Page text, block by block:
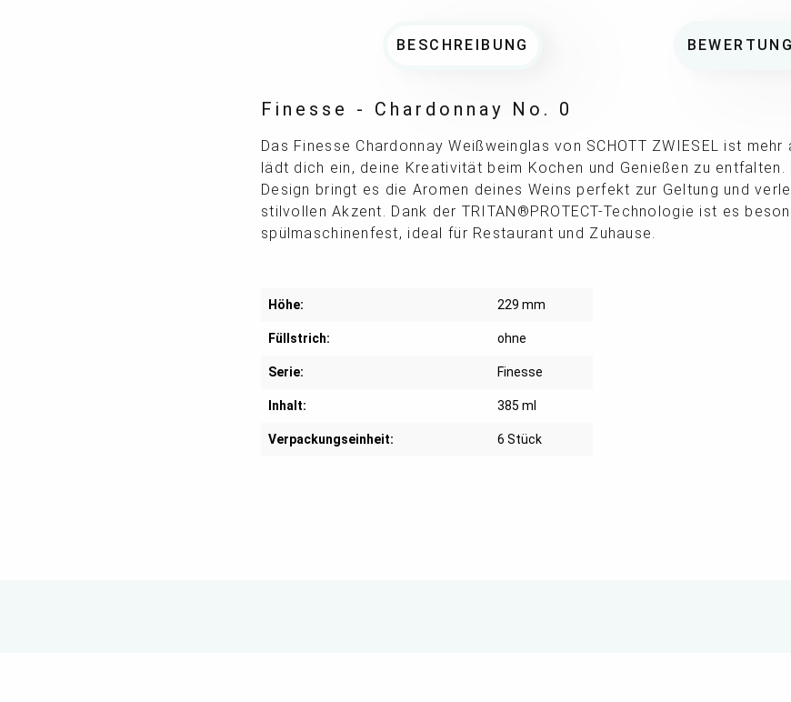
BESCHREIBUNG
Finesse - Chardonnay No. 0
Das Finesse Chardonnay Weißweinglas von SCHOTT ZWIESEL ist
lädt dich ein, deine Kreativität beim Kochen und Genießen zu entfalten.
Design bringt es die Aromen deines Weins perfekt zur Geltung und
stilvollen Akzent. Dank der TRITAN®PROTECT-Technologie ist es
spülmaschinenfest, ideal für Restaurant und Zuhause.
Höhe: 229 mm
Füllstrich: ohne
Serie: Finesse
Inhalt: 385 ml
Verpackungseinheit: 6 Stück